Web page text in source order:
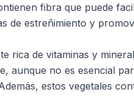
fibra que puede
de estreñimiento y
rica de vitaminas y
aunque no es esencial
estos vegetales